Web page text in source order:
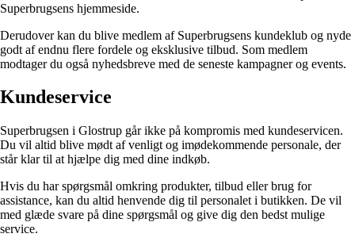
Superbrugsens hjemmeside.
Derudover kan du blive medlem af Superbrugsens kundeklub og nyde
godt af endnu flere fordele og eksklusive tilbud. Som medlem
modtager du også nyhedsbreve med de seneste kampagner og events.
Kundeservice
Superbrugsen i Glostrup går ikke på kompromis med kundeservicen.
Du vil altid blive mødt af venligt og imødekommende personale, der
står klar til at hjælpe dig med dine indkøb.
Hvis du har spørgsmål omkring produkter, tilbud eller brug for
assistance, kan du altid henvende dig til personalet i butikken. De vil
med glæde svare på dine spørgsmål og give dig den bedst mulige
service.